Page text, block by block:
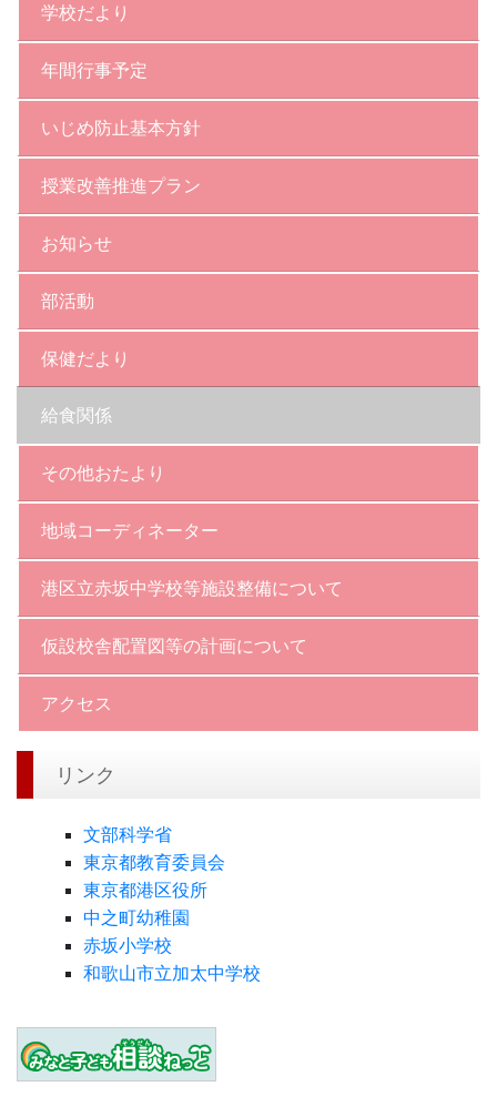
学校だより
年間行事予定
いじめ防止基本方針
授業改善推進プラン
お知らせ
部活動
保健だより
給食関係
その他おたより
地域コーディネーター
港区立赤坂中学校等施設整備について
仮設校舎配置図等の計画について
アクセス
リンク
文部科学省
東京都教育委員会
東京都港区役所
中之町幼稚園
赤坂小学校
和歌山市立加太中学校